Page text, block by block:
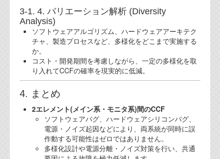
3-1. 4. バリエーション解析 (Diversity
Analysis)
ソフトウェアアルゴリズム、ハードウェアアーキテク
チャ、製造プロセスなど、多様化をどこまで実施する
か。
コスト・開発期間を考慮しながら、一定の多様化を取
り入れてCCFの確率を現実的に低減。
4. まとめ
2エレメント(メイン系・モニタ系)間のCCF
ソフトウェアバグ、ハードウェアシリコンバグ、
電源・ノイズ起因などにより、両系統が同時に誤
作動する可能性はゼロではありません。
多様化設計や電源分離・ノイズ対策を行い、共通